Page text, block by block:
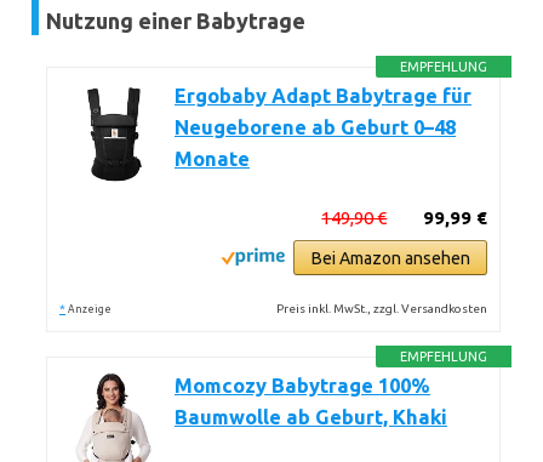
Nutzung einer Babytrage
EMPFEHLUNG
Ergobaby Adapt Babytrage für
Neugeborene ab Geburt 0–48
Monate
99,99 €
149,90 €
Bei Amazon ansehen
* Anzeige Preis inkl. MwSt., zzgl. Versandkosten
EMPFEHLUNG
Momcozy Babytrage 100%
Baumwolle ab Geburt, Khaki